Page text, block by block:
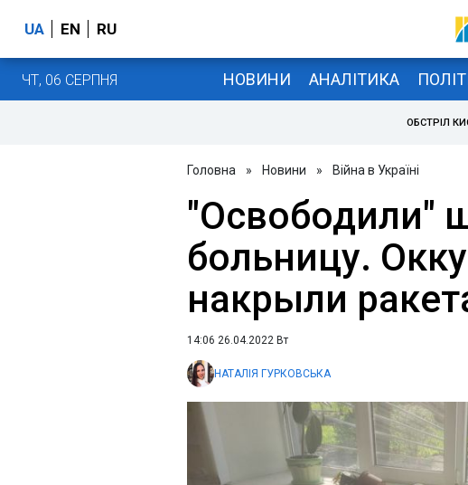
UA EN RU
ЧТ, 06 СЕРПНЯ НОВИНИ АНАЛІТИКА
ОБСТРІЛ
Головна » Новини » Війна в Україні
"Освободили"
больницу.
накрыли
14:06 26.04.2022 Вт
НАТАЛІЯ ГУРКОВСЬКА